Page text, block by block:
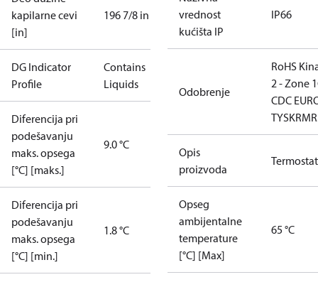
kapilarne cevi
[in]
196 7/8 in
DG Indicator
Profile
Contains
Liquids
Diferencija pri
podešavanju
maks. opsega
[°C] [maks.]
9.0 °C
Diferencija pri
podešavanju
maks. opsega
[°C] [min.]
1.8 °C
vrednost
kućišta IP
IP66
Odobrenje
RoHS
2 - Zone 1
CDC
TYSK
Opis
proizvoda
Termostat
Opseg
ambijentalne
temperature
[°C] [Max]
65 °C